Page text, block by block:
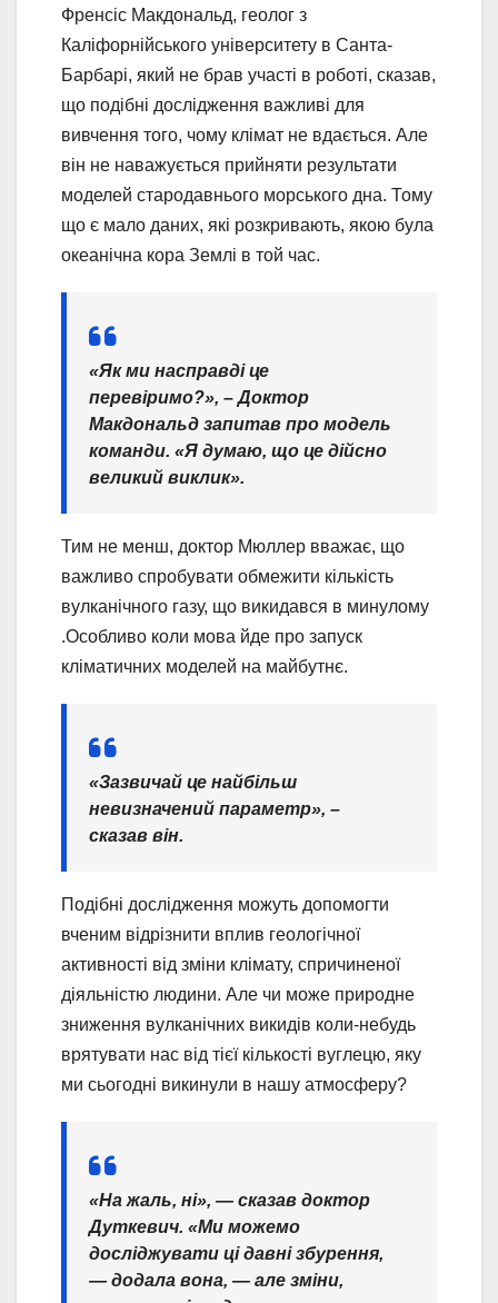
Френсіс Макдональд, геолог з
Каліфорнійського університету в Санта-
Барбарі, який не брав участі в роботі, сказав,
що подібні дослідження важливі для
вивчення того, чому клімат не вдається. Але
він не наважується прийняти результати
моделей стародавнього морського дна. Тому
що є мало даних, які розкривають, якою була
океанічна кора Землі в той час.
«Як ми насправді це
перевіримо?», – Доктор
Макдональд запитав про модель
команди. «Я думаю, що це дійсно
великий виклик».
Тим не менш, доктор Мюллер вважає, що
важливо спробувати обмежити кількість
вулканічного газу, що викидався в минулому
.Особливо коли мова йде про запуск
кліматичних моделей на майбутнє.
«Зазвичай це найбільш
невизначений параметр», –
сказав він.
Подібні дослідження можуть допомогти
вченим відрізнити вплив геологічної
активності від зміни клімату, спричиненої
діяльністю людини. Але чи може природне
зниження вулканічних викидів коли-небудь
врятувати нас від тієї кількості вуглецю, яку
ми сьогодні викинули в нашу атмосферу?
«На жаль, ні», — сказав доктор
Дуткевич. «Ми можемо
досліджувати ці давні збурення,
— додала вона, — але зміни,